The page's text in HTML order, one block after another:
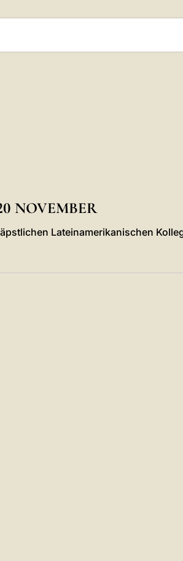
NOVEMBER
Lateinamerikanischen